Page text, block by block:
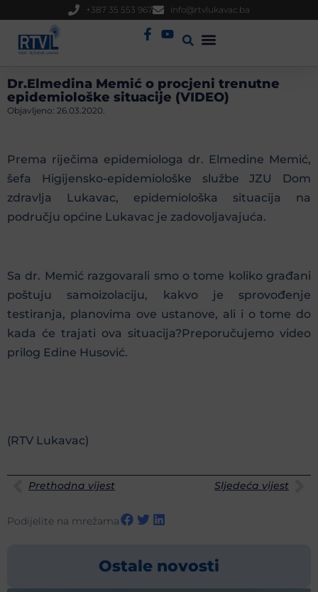
+387 35 553 967 info@rtvlukavac.ba
Dr.Elmedina Memić o procjeni trenutne
epidemiološke situacije (VIDEO)
Objavljeno: 26.03.2020.
Prema riječima epidemiologa dr. Elmedine Memić,
šefa Higijensko-epidemiološke službe JZU Dom
zdravlja Lukavac, epidemiološka situacija na
području općine Lukavac je zadovoljavajuća.
Sa dr. Memić razgovarali smo o tome koliko građani
poštuju samoizolaciju, kakvo je sprovođenje
testiranja, planovima ove ustanove, ali i o tome do
kada će trajati ova situacija?Preporučujemo video
prilog Edine Husović.
(RTV Lukavac)
Prethodna vijest Sljedeća vijest
Podijelite na mrežama
Ostale novosti